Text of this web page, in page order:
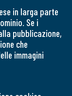
in larga parte
Se i
pubblicazione,
che
immagini